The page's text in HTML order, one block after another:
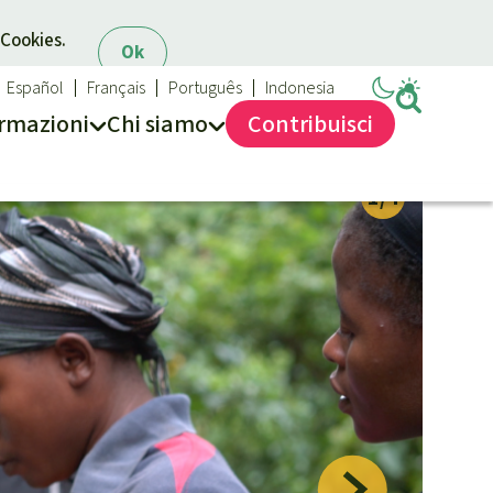
Ok
rmazioni Chi siamo
Salviamo la Foresta
Chi siamo
40 anni di Salviamo la Foresta
Contattaci
Trasparenza
Sede legale
Español Français Português Indonesia
Contribuisci
Massimo impegno per